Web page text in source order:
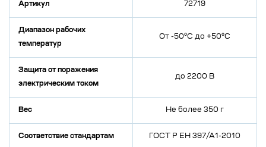
Артикул 72719
Диапазон рабочих
температур
От -50°C до +50°C
Защита от поражения
электрическим током
до 2200 В
Вес Не более 350 г
Соответствие стандартам ГОСТ Р ЕН 397/А1-2010